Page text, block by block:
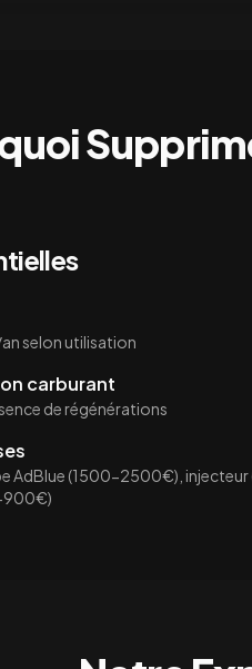
selon utilisation
carburant
de régénérations
AdBlue (1500-2500€),
900€)